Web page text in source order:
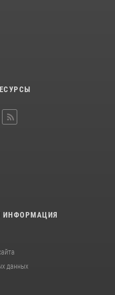
ИНФОРМАЦИЯ
данных